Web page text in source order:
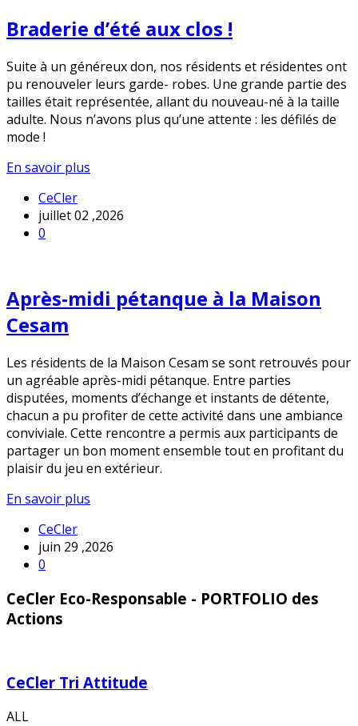
Braderie d’été aux clos !
Suite à un généreux don, nos résidents et résidentes ont
pu renouveler leurs garde- robes. Une grande partie des
tailles était représentée, allant du nouveau-né à la taille
adulte. Nous n’avons plus qu’une attente : les défilés de
mode !
En savoir plus
CeCler
juillet 02 ,2026
0
Après-midi pétanque à la Maison
Cesam
Les résidents de la Maison Cesam se sont retrouvés pour
un agréable après-midi pétanque. Entre parties
disputées, moments d’échange et instants de détente,
chacun a pu profiter de cette activité dans une ambiance
conviviale. Cette rencontre a permis aux participants de
partager un bon moment ensemble tout en profitant du
plaisir du jeu en extérieur.
En savoir plus
CeCler
juin 29 ,2026
0
CeCler Eco-Responsable - PORTFOLIO des
Actions
CeCler Tri Attitude
ALL